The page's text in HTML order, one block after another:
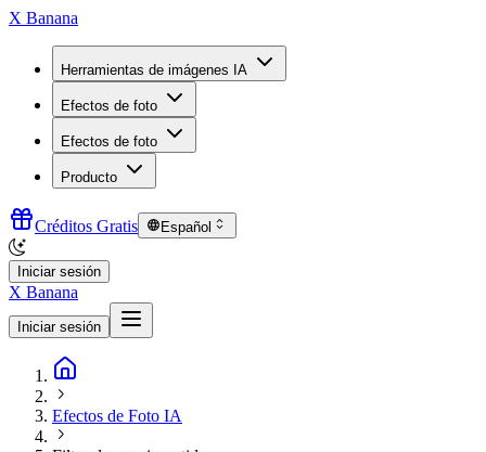
X Banana
Herramientas de imágenes IA
Efectos de foto
Efectos de foto
Producto
Créditos Gratis Español
Iniciar sesión
X Banana
Iniciar sesión
Efectos de Foto IA